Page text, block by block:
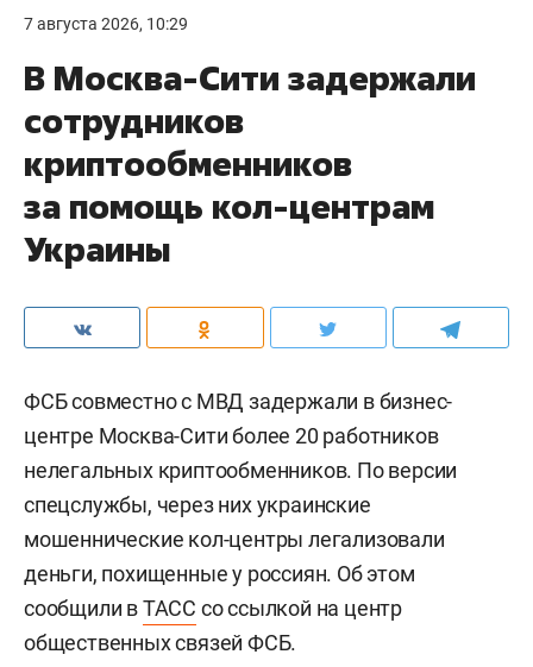
7 августа 2026, 10:29
В Москва-Сити задержали
сотрудников
криптообменников
за помощь кол-центрам
Украины
ФСБ совместно с МВД задержали в бизнес-
центре Москва-Сити более 20 работников
нелегальных криптообменников. По версии
спецслужбы, через них украинские
мошеннические кол-центры легализовали
деньги, похищенные у россиян. Об этом
сообщили вТАСС со ссылкой на центр
общественных связей ФСБ.